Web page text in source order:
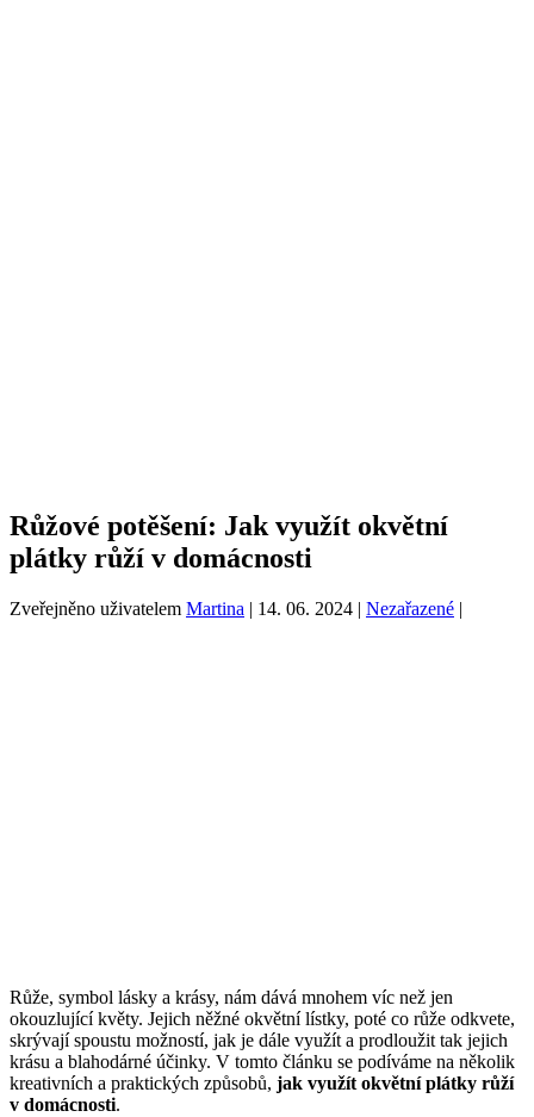
Růžové potěšení: Jak využít okvětní
plátky růží v domácnosti
Zveřejněno uživatelem Martina | 14. 06. 2024 | Nezařazené |
Růže, symbol lásky a krásy, nám dává mnohem víc než jen
okouzlující květy. Jejich něžné okvětní lístky, poté co růže odkvete,
skrývají spoustu možností, jak je dále využít a prodloužit tak jejich
krásu a blahodárné účinky. V tomto článku se podíváme na několik
kreativních a praktických způsobů, jak využít okvětní plátky růží
v domácnosti.